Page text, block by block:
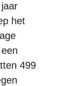
het
499